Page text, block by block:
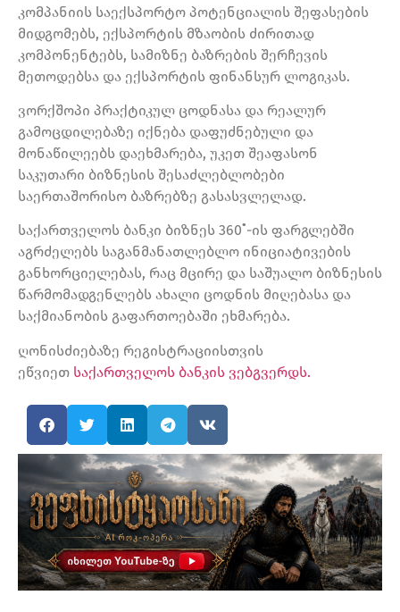
კომპანიის საექსპორტო პოტენციალის შეფასების
მიდგომებს, ექსპორტის მზაობის ძირითად
კომპონენტებს, სამიზნე ბაზრების შერჩევის
მეთოდებსა და ექსპორტის ფინანსურ ლოგიკას.
ვორქშოპი პრაქტიკულ ცოდნასა და რეალურ
გამოცდილებაზე იქნება დაფუძნებული და
მონაწილეებს დაეხმარება, უკეთ შეაფასონ
საკუთარი ბიზნესის შესაძლებლობები
საერთაშორისო ბაზრებზე გასასვლელად.
საქართველოს ბანკი ბიზნეს 360˚-ის ფარგლებში
აგრძელებს საგანმანათლებლო ინიციატივების
განხორციელებას, რაც მცირე და საშუალო ბიზნესის
წარმომადგენლებს ახალი ცოდნის მიღებასა და
საქმიანობის გაფართოებაში ეხმარება.
ღონისძიებაზე რეგისტრაციისთვის
ეწვიეთ საქართველოს ბანკის ვებგვერდს.